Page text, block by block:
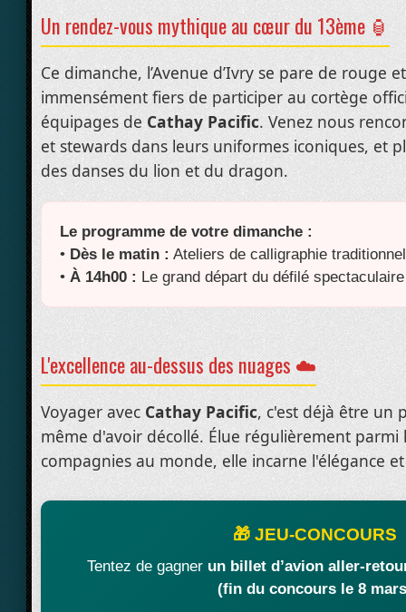
Un rendez-vous mythique au cœur du 13ème 🏮
Ce dimanche, l’Avenue d’Ivry se pare de rouge
immensément fiers de participer au cortège
équipages de Cathay Pacific. Venez nous
et stewards dans leurs uniformes iconiques, et
des danses du lion et du dragon.
Le programme de votre dimanche :
• Dès le matin : Ateliers de calligraphie
• À 14h00 : Le grand départ du défilé
L'excellence au-dessus des nuages ☁️
Voyager avec Cathay Pacific, c'est déjà être un
même d'avoir décollé. Élue régulièrement parmi
compagnies au monde, elle incarne l'élégance
🎁 JEU-CONCOURS
Tentez de gagner un billet d’avion aller-
(fin du concours le 8